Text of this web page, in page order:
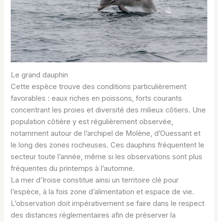
Le grand dauphin
Cette espèce trouve des conditions particulièrement
favorables : eaux riches en poissons, forts courants
concentrant les proies et diversité des milieux côtiers. Une
population côtière y est régulièrement observée,
notamment autour de l’archipel de Molène, d’Ouessant et
le long des zones rocheuses. Ces dauphins fréquentent le
secteur toute l’année, même si les observations sont plus
fréquentes du printemps à l’automne.
La mer d’Iroise constitue ainsi un territoire clé pour
l’espèce, à la fois zone d’alimentation et espace de vie.
L’observation doit impérativement se faire dans le respect
des distances réglementaires afin de préserver la